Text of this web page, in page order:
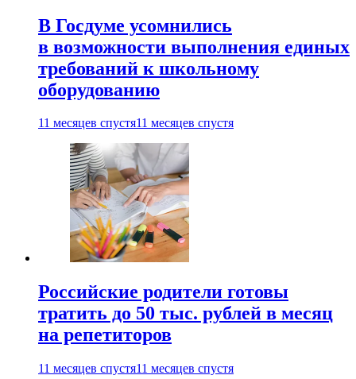
В Госдуме усомнились
в возможности выполнения единых
требований к школьному
оборудованию
11 месяцев спустя11 месяцев спустя
Российские родители готовы
тратить до 50 тыс. рублей в месяц
на репетиторов
11 месяцев спустя11 месяцев спустя